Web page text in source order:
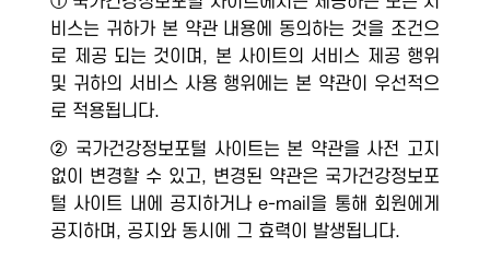
비스는 귀하가 본 약관 내용에 동의하는 것을 조건으
로 제공 되는 것이며, 본 사이트의 서비스 제공 행위
및 귀하의 서비스 사용 행위에는 본 약관이 우선적으
로 적용됩니다.
② 국가건강정보포털 사이트는 본 약관을 사전 고지
없이 변경할 수 있고, 변경된 약관은 국가건강정보포
털 사이트 내에 공지하거나 e-mail을 통해 회원에게
공지하며, 공지와 동시에 그 효력이 발생됩니다.